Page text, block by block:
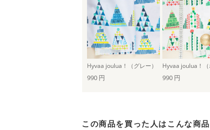
Hyvaa joulua！（グレー）
990 円 990 円
この商品を買った人はこんな商